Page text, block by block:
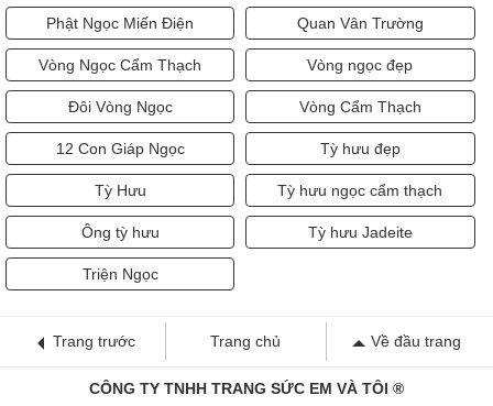
Phật Ngọc Miến Điện Quan Vân Trường
Vòng Ngọc Cẩm Thạch Vòng ngọc đẹp
Đôi Vòng Ngọc Vòng Cẩm Thạch
12 Con Giáp Ngọc Tỳ hưu đẹp
Tỳ Hưu Tỳ hưu ngọc cẩm thạch
Ông tỳ hưu Tỳ hưu Jadeite
Triện Ngọc
Trang trước Trang chủ Về đầu trang
CÔNG TY TNHH TRANG SỨC EM VÀ TÔI ®